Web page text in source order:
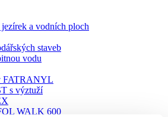
a vodních ploch
staveb
vodu
FATRANYL
s výztuží
WALK 600